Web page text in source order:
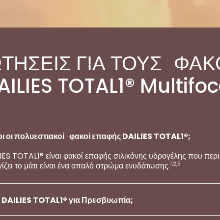
ΓΙΑ ΤΟΥΣ
TOTAL1®
οι πολυεστιακοί φακοί επαφής DAILIES TOTAL1®;
TOTAL1® είναι φακοί επαφής σιλικόνης υδρογέλης που
το μάτι είναι ένα απαλό στρώμα ενυδάτωσης.1,2,5
TOTAL1® για Πρεσβυωπία;